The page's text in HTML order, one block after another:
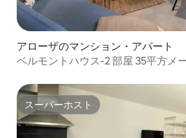
アローザのマンション・アパート
ベルモントハウス-2 部屋 35平方メ
スーパーホスト
スーパーホスト